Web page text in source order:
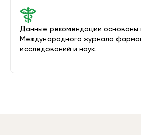
Данные рекомендации основаны
Международного журнала
исследований и наук.